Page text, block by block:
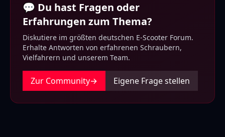
💬 Du hast Fragen oder
Erfahrungen zum Thema?
Diskutiere im größten deutschen E-Scooter Forum.
Erhalte Antworten von erfahrenen Schraubern,
Vielfahrern und unserem Team.
Zur Community→ Eigene Frage stellen